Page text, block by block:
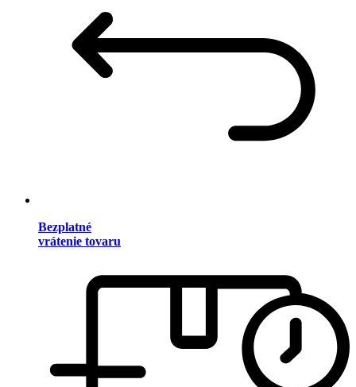
Bezplatné
vrátenie tovaru